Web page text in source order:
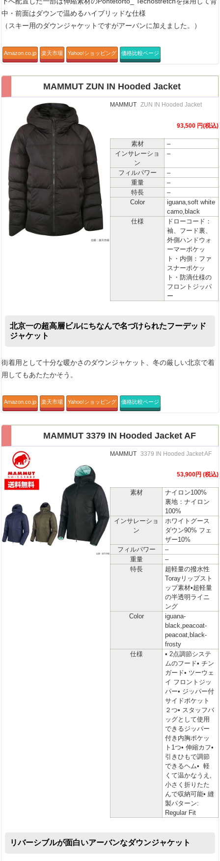
中・前面はダウンで温めるハイブリッドな仕様
（スキー用のダウンジャケットですがアーバンに加えました。）
Amazon.co.jp 楽天市場 Yahoo!ショッピング 価格比較ページ
MAMMUT ZUN IN Hooded Jacket
MAMMUT ZUN IN Hooded Jacket
93,500 円(税込)
素材
–
インサレーショ
ン
–
フィルパワー
–
重量
–
特長
–
Color
iguana,soft white
camo,black
仕様
ドローコード：
袖、フード裏、
外側ハンドウォ
ーマーポケッ
ト・内側：ファ
スナーポケッ
ト・防滴仕様の
フロントジッパ
ー
北京一の超高層ビルにちなんで名づけられたフーデッド
ジャケット
街着用として十分な暖かさのダウンジャケット、冬の厳しい北京で着
用してもあたたかそう。
Amazon.co.jp 楽天市場 Yahoo!ショッピング 価格比較ページ
MAMMUT 3379 IN Hooded Jacket AF
MAMMUT 3379 IN Hooded Jacket AF
53,900円 (税込)
素材
ナイロン100%
裏地：ナイロン
100%
インサレーショ
ン
ホワイトグース
ダウン90% フェ
ザー10%
フィルパワー
–
重量
–
特長
超軽量の撥水性
Torayリップスト
ップ素材•超軽量
の半透明ライニ
ング
Color
iguana-
black,peacoat-
peacoat,black-
frosty
仕様
• 2点調節システ
ムのフード• チン
ガード• ツーウェ
イ フロントジッ
パー• ジッパー付
サイドポケット
２つ• スタッフバ
ッグとして使用
できるジッパー
付き内胸ポケッ
ト1つ• 伸縮カフ•
引きひもで調節
できるヘム• 軽
くて温かなうえ,
小さく折りたた
んで収納可能• 縫
製パターン:
Regular Fit
リバーシブルが面白いアーバンなダウンジャケット